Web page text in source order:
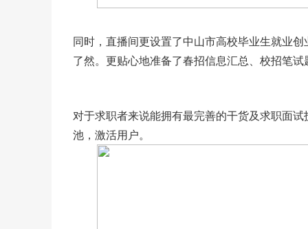
同时，直播间更设置了中山市高校毕业生就业
了然。更贴心地准备了春招信息汇总、校招笔
对于求职者来说能拥有最完善的干货及求职面
池，激活用户。